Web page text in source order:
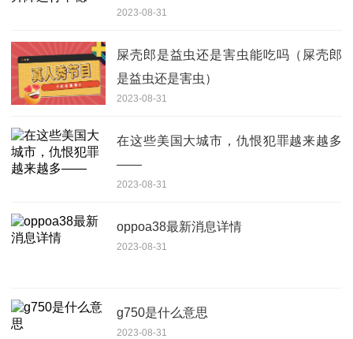
2023-08-31
屎壳郎是益虫还是害虫能吃吗（屎壳郎
是益虫还是害虫）
2023-08-31
在这些美国大城市，仇恨犯罪越来越多
——
2023-08-31
oppoa38最新消息详情
2023-08-31
g750是什么意思
2023-08-31